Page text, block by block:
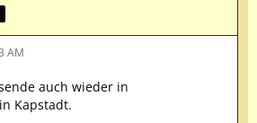
AM
auch wieder in
Kapstadt.